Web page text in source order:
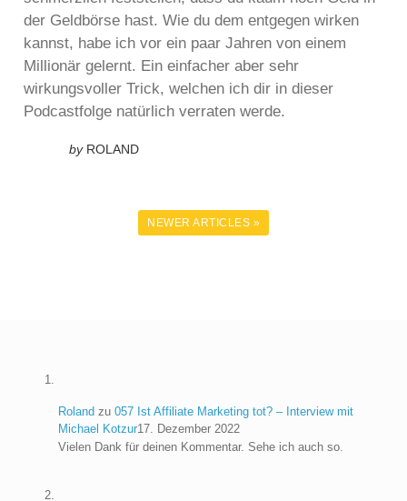
der Geldbörse hast. Wie du dem entgegen wirken
kannst, habe ich vor ein paar Jahren von einem
Millionär gelernt. Ein einfacher aber sehr
wirkungsvoller Trick, welchen ich dir in dieser
Podcastfolge natürlich verraten werde.
by ROLAND
NEWER ARTICLES »
Roland zu 057 Ist Affiliate Marketing tot? – Interview mit
Michael Kotzur17. Dezember 2022
Vielen Dank für deinen Kommentar. Sehe ich auch so.